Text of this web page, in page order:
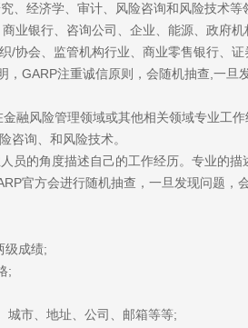
、经济学、审计、风险咨询和风险技术等
业银行、咨询公司、企业、能源、政府机
协会、监管机构行业、商业零售银行、证
GARP注重诚信原则，会随机抽查,一旦
融风险管理领域或其他相关领域专业工
咨询、和风险技术。
员的角度描述自己的工作经历。专业的描
官方会进行随机抽查，一旦发现问题，
级成绩;
;
城市、地址、公司、邮箱等等;